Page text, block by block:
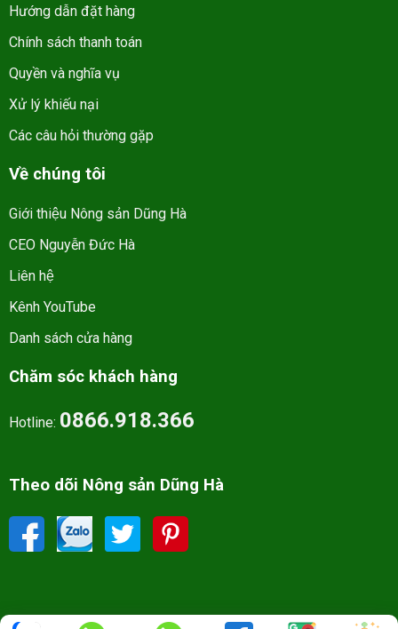
Hướng dẫn đặt hàng
Chính sách thanh toán
Quyền và nghĩa vụ
Xử lý khiếu nại
Các câu hỏi thường gặp
Về chúng tôi
Giới thiệu Nông sản Dũng Hà
CEO Nguyễn Đức Hà
Liên hệ
Kênh YouTube
Danh sách cửa hàng
Chăm sóc khách hàng
Hotline: 0866.918.366
Theo dõi Nông sản Dũng Hà